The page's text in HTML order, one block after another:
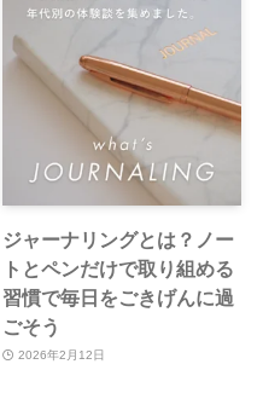
ジャーナリングとは？ノー
トとペンだけで取り組める
習慣で毎日をごきげんに過
ごそう
2026年2月12日